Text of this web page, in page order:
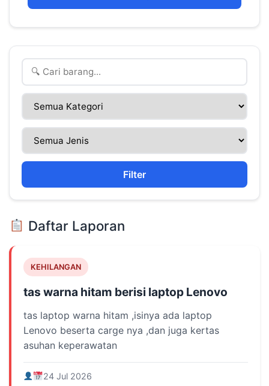
Filter
Daftar Laporan
KEHILANGAN
tas warna hitam berisi laptop Lenovo
tas laptop warna hitam ,isinya ada laptop
Lenovo beserta carge nya ,dan juga kertas
asuhan keperawatan
24 Jul 2026